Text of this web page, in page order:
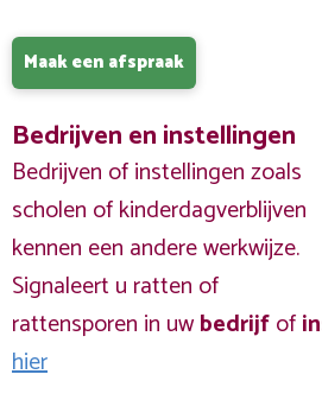
Maak een afspraak
Bedrijven en instellingen
Bedrijven of instellingen zoals
scholen of kinderdagverblijven
kennen een andere werkwijze.
Signaleert u ratten of
rattensporen in uwbedrijfof
hier